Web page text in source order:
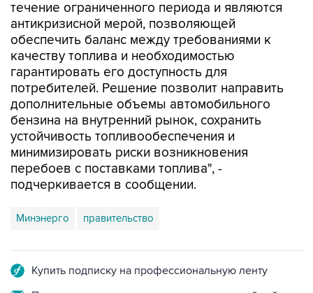
течение ограниченного периода и являются
антикризисной мерой, позволяющей
обеспечить баланс между требованиями к
качеству топлива и необходимостью
гарантировать его доступность для
потребителей. Решение позволит направить
дополнительные объемы автомобильного
бензина на внутренний рынок, сохранить
устойчивость топливообеспечения и
минимизировать риски возникновения
перебоев с поставками топлива", -
подчеркивается в сообщении.
Минэнерго правительство
Купить подписку на профессиональную ленту